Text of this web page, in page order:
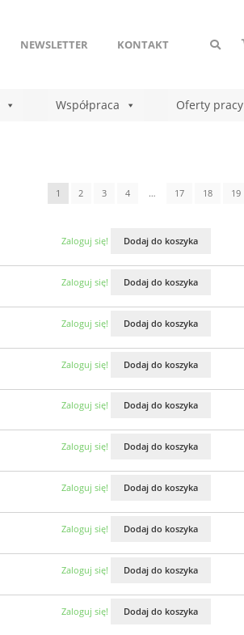
NEWSLETTER KONTAKT
Współpraca Oferty pracy
1 2 3 4 … 17 18 19
Zaloguj się! Dodaj do koszyka
Zaloguj się! Dodaj do koszyka
Zaloguj się! Dodaj do koszyka
Zaloguj się! Dodaj do koszyka
Zaloguj się! Dodaj do koszyka
Zaloguj się! Dodaj do koszyka
Zaloguj się! Dodaj do koszyka
Zaloguj się! Dodaj do koszyka
Zaloguj się! Dodaj do koszyka
Zaloguj się! Dodaj do koszyka